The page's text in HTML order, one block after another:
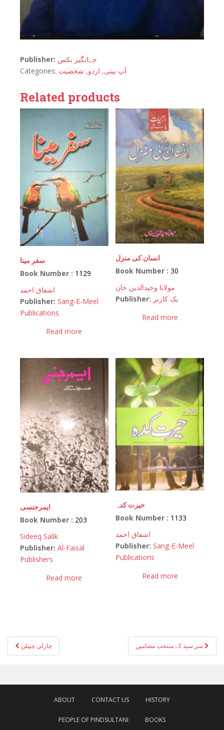
Publisher: جہانگیر بکس
Categories:
آپ بیتی, اردو, شخصیت
Related products
سفر مینا
Book Number : 1129
اشفاق احمد
Publisher: Sang-E-Meel
Publications
Read more
انسان کی منزل
Book Number :30
مولانا وحیدالدین خان
Publisher: بک کارنر
Read more
ایمرجنسی
Book Number : 203
Sideeq Salik
Publisher: Al-Faisal
Publishers
Read more
حیرت کدہ
Book Number : 1133
اشفاق احمد
Publisher: Sang-E-Meel
Publications
Read more
Post
navigation
چارلی چیپلن
ABOUT CONTACT US HISTORY
PEOPLE OF PINDSULTANI BOOKS